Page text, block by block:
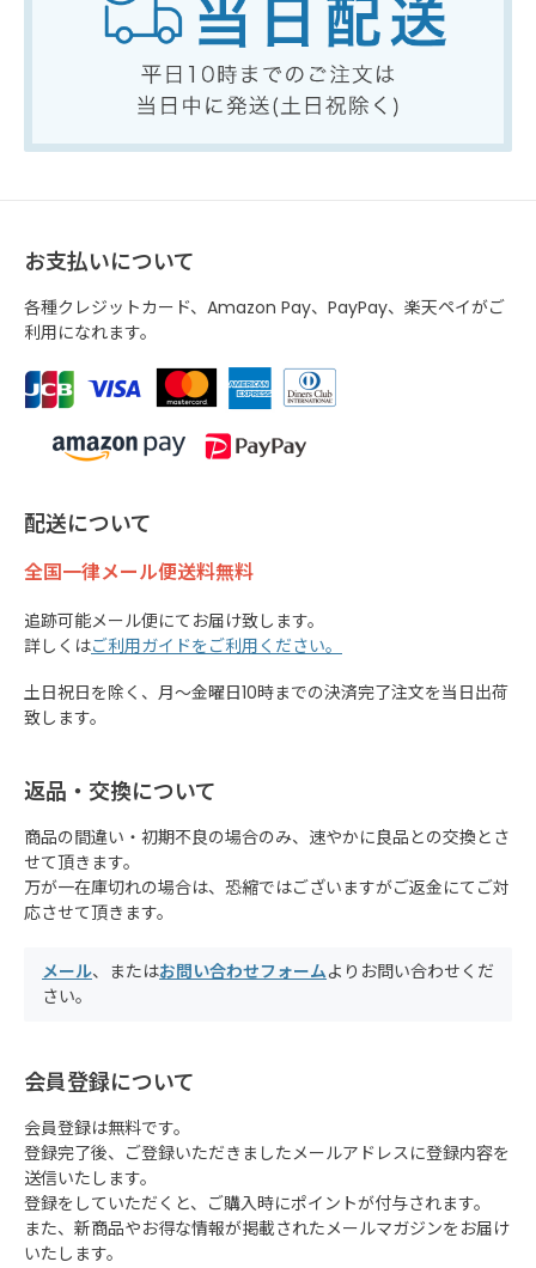
お支払いについて
各種クレジットカード、Amazon Pay、PayPay、楽天ペイがご
利用になれます。
配送について
全国一律メール便送料無料
追跡可能メール便にてお届け致します。
詳しくはご利用ガイドをご利用ください。
土日祝日を除く、月～金曜日10時までの決済完了注文を当日出荷
致します。
返品・交換について
商品の間違い・初期不良の場合のみ、速やかに良品との交換とさ
せて頂きます。
万が一在庫切れの場合は、恐縮ではございますがご返金にてご対
応させて頂きます。
メール、またはお問い合わせフォームよりお問い合わせくだ
さい。
会員登録について
会員登録は無料です。
登録完了後、ご登録いただきましたメールアドレスに登録内容を
送信いたします。
登録をしていただくと、ご購入時にポイントが付与されます。
また、新商品やお得な情報が掲載されたメールマガジンをお届け
いたします。